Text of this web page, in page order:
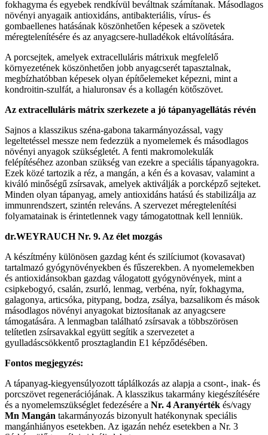
fokhagyma és egyebek rendkívül beváltnak számítanak. Másodlagos
növényi anyagaik antioxidáns, antibakteriális, vírus- és
gombaellenes hatásának köszönhetően képesek a szövetek
méregtelenítésére és az anyagcsere-hulladékok eltávolítására.
A porcsejtek, amelyek extracelluláris mátrixuk megfelelő
környezetének köszönhetően jobb anyagcserét tapasztalnak,
megbízhatóbban képesek olyan építőelemeket képezni, mint a
kondroitin-szulfát, a hialuronsav és a kollagén kötőszövet.
Az extracelluláris mátrix szerkezete a jó tápanyagellátás révén
Sajnos a klasszikus széna-gabona takarmányozással, vagy
legeltetéssel messze nem fedezzük a nyomelemek és másodlagos
növényi anyagok szükségletét. A fenti makromolekulák
felépítéséhez azonban szükség van ezekre a speciális tápanyagokra.
Ezek közé tartozik a réz, a mangán, a kén és a kovasav, valamint a
kiváló minőségű zsírsavak, amelyek aktiválják a porcképző sejteket.
Minden olyan tápanyag, amely antioxidáns hatású és stabilizálja az
immunrendszert, szintén releváns. A szervezet méregtelenítési
folyamatainak is érintetlennek vagy támogatottnak kell lenniük.
dr.WEYRAUCH Nr. 9. Az élet mozgás
A készítmény különösen gazdag ként és szilíciumot (kovasavat)
tartalmazó gyógynövényekben és fűszerekben. A nyomelemekben
és antioxidánsokban gazdag válogatott gyógynövények, mint a
csipkebogyó, csalán, zsurló, lenmag, verbéna, nyír, fokhagyma,
galagonya, articsóka, pitypang, bodza, zsálya, bazsalikom és mások
másodlagos növényi anyagokat biztosítanak az anyagcsere
támogatására. A lenmagban található zsírsavak a többszörösen
telítetlen zsírsavakkal együtt segítik a szervezetet a
gyulladáscsökkentő prosztaglandin E1 képződésében.
Fontos megjegyzés:
A tápanyag-kiegyensúlyozott táplálkozás az alapja a csont-, inak- és
porcszövet regenerációjának. A klasszikus takarmány kiegészítésére
és a nyomelemszükséglet fedezésére a Nr. 4 Aranyérték és/vagy
Mn Mangán takarmányozás bizonyult hatékonynak speciális
mangánhiányos esetekben. Az igazán nehéz esetekben a Nr. 3